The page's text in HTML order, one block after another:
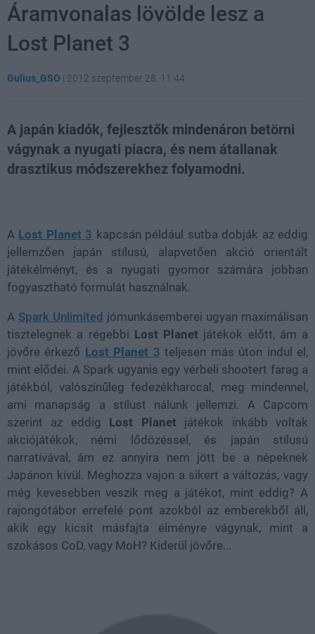
Áramvonalas lövölde lesz a
Lost Planet 3
Gulius_GSO | 2012 szeptember 28. 11:44
A japán kiadók, fejlesztők mindenáron betörni
vágynak a nyugati piacra, és nem átallanak
drasztikus módszerekhez folyamodni.
A Lost Planet3 kapcsán például sutba dobják az eddig
jellemzően japán stílusú, alapvetően akció orientált
játékélményt, és a nyugati gyomor számára jobban
fogyasztható formulát használnak.
A Spark Unlimited jómunkásemberei ugyan maximálisan
tisztelegnek a régebbi Lost Planet játékok előtt, ám a
jövőre érkező Lost Planet 3 teljesen más úton indul el,
mint elődei. A Spark ugyanis egy vérbeli shootert farag a
játékból, valószínűleg fedezékharccal, meg mindennel,
ami manapság a stílust nálunk jellemzi. A Capcom
szerint az eddig Lost Planet játékok inkább voltak
akciójátékok, némi lődözéssel, és japán stílusú
narratívával, ám ez annyira nem jött be a népeknek
Japánon kívül. Meghozza vajon a sikert a változás, vagy
még kevesebben veszik meg a játékot, mint eddig? A
rajongótábor errefelé pont azokból az emberekből áll,
akik egy kicsit másfajta élményre vágynak, mint a
szokásos CoD, vagy MoH? Kiderül jövőre...